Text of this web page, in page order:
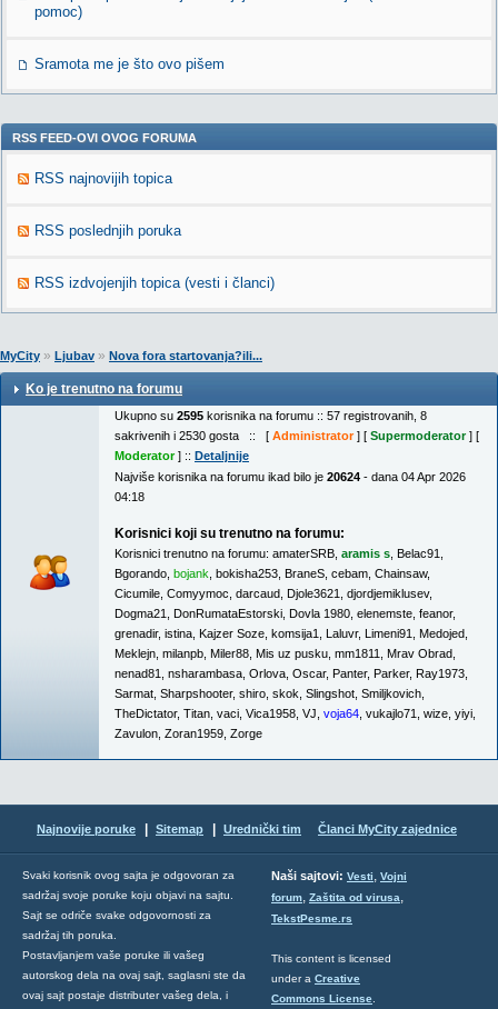
pomoc)
Sramota me je što ovo pišem
RSS FEED-OVI OVOG FORUMA
RSS najnovijih topica
RSS poslednjih poruka
RSS izdvojenjih topica (vesti i članci)
MyCity » Ljubav » Nova fora startovanja?ili...
Ko je trenutno na forumu
Ukupno su 2595 korisnika na forumu :: 57 registrovanih, 8
sakrivenih i 2530 gosta :: [ Administrator] [ Supermoderator] [
Moderator] :: Detaljnije
Najviše korisnika na forumu ikad bilo je 20624 - dana 04 Apr 2026
04:18
Korisnici koji su trenutno na forumu:
Korisnici trenutno na forumu: amaterSRB aramis s Belac91
Bgorando bojank bokisha253 BraneS cebam Chainsaw,
Cicumile Comyymoc darcaud Djole3621 djordjemiklusev,
Dogma21
DonRumataEstorski Dovla 1980 elenemste feanor,
grenadir, istina Kajzer Soze komsija1 Laluvr, Limeni91 Medojed
Meklejn milanpb Miler88 Mis uz pusku mm1811 Mrav Obrad
nenad81
nsharambasa Orlova Oscar, Panter, Parker, Ray1973
Sarmat Sharpshooter, shiro skok Slingshot Smiljkovich
TheDictator, Titan vaci Vica1958 VJ voja64 vukajlo71 wize yiyi
Zavulon Zoran1959 Zorge
Najnovije poruke Sitemap Urednički tim Članci MyCity zajednice
Svaki korisnik ovog sajta je odgovoran za
sadržaj svoje poruke koju objavi na sajtu.
Sajt se odriče svake odgovornosti za
sadržaj tih poruka.
Postavljanjem vaše poruke ili vašeg
autorskog dela na ovaj sajt, saglasni ste da
ovaj sajt postaje distributer vašeg dela, i
Naši sajtovi: Vesti, Vojni
forum, Zaštita od virusa,
TekstPesme.rs
This content is licensed
under a Creative
Commons License